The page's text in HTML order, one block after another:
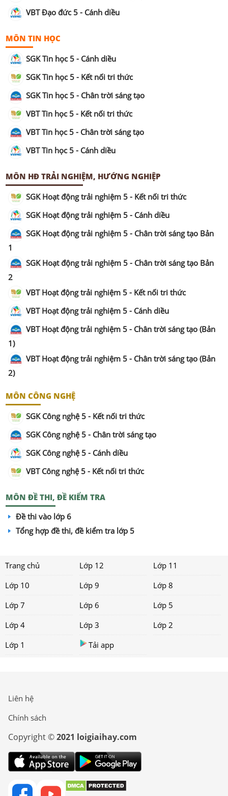
VBT Đạo đức 5 - Cánh diều
MÔN TIN HỌC
SGK Tin học 5 - Cánh diều
SGK Tin học 5 - Kết nối tri thức
SGK Tin học 5 - Chân trời sáng tạo
VBT Tin học 5 - Kết nối tri thức
VBT Tin học 5 - Chân trời sáng tạo
VBT Tin học 5 - Cánh diều
MÔN HĐ TRẢI NGHIỆM, HƯỚNG NGHIỆP
SGK Hoạt động trải nghiệm 5 - Kết nối tri thức
SGK Hoạt động trải nghiệm 5 - Cánh diều
SGK Hoạt động trải nghiệm 5 - Chân trời sáng tạo Bản
1
SGK Hoạt động trải nghiệm 5 - Chân trời sáng tạo Bản
2
VBT Hoạt động trải nghiệm 5 - Kết nối tri thức
VBT Hoạt động trải nghiệm 5 - Cánh diều
VBT Hoạt động trải nghiệm 5 - Chân trời sáng tạo (Bản
1)
VBT Hoạt động trải nghiệm 5 - Chân trời sáng tạo (Bản
2)
MÔN CÔNG NGHỆ
SGK Công nghệ 5 - Kết nối tri thức
SGK Công nghệ 5 - Chân trời sáng tạo
SGK Công nghệ 5 - Cánh diều
VBT Công nghệ 5 - Kết nối tri thức
MÔN ĐỀ THI, ĐỀ KIỂM TRA
Đề thi vào lớp 6
Tổng hợp đề thi, đề kiểm tra lớp 5
Trang chủ Lớp 12
Lớp 11
Lớp 10
Lớp 9
Lớp 8
Lớp 7
Lớp 6
Lớp 5
Lớp 4
Lớp 3
Lớp 2
Lớp 1
Tải app
Liên hệ
Chính sách
Copyright ©2021 loigiaihay.com